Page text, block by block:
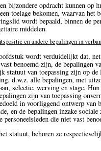
bijzondere opdracht kunnen op
toelage bekomen, waarvan het
wordt bepaald, binnen de
middelen.
en andere bepalingen in
wordt verduidelijkt dat,
benoemd zijn, de bepalingen
statuut van toepassing zijn op de
d.w.z. alle bepalingen, met
selectie, werving en stage.
zijn van toepassing
in voorliggend ontwerp van
en de bepalingen inzake sociale
personeelsleden die niet vast
statuut, behoren ze